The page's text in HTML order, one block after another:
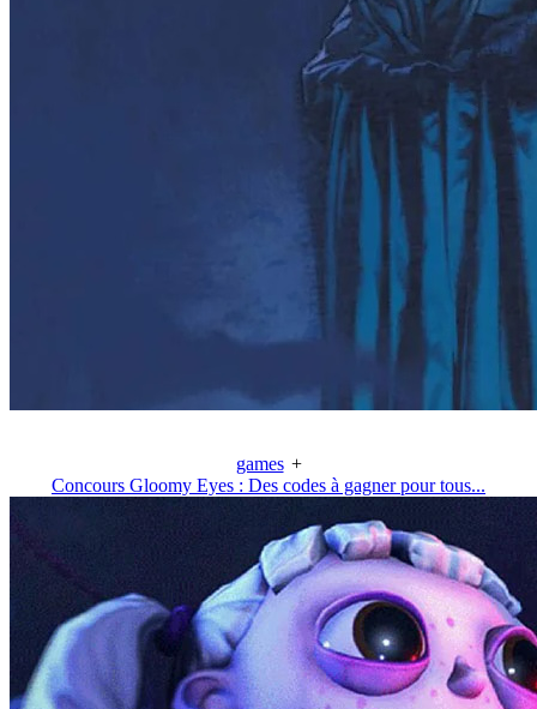
games +
Concours Gloomy Eyes : Des codes à gagner pour tous...